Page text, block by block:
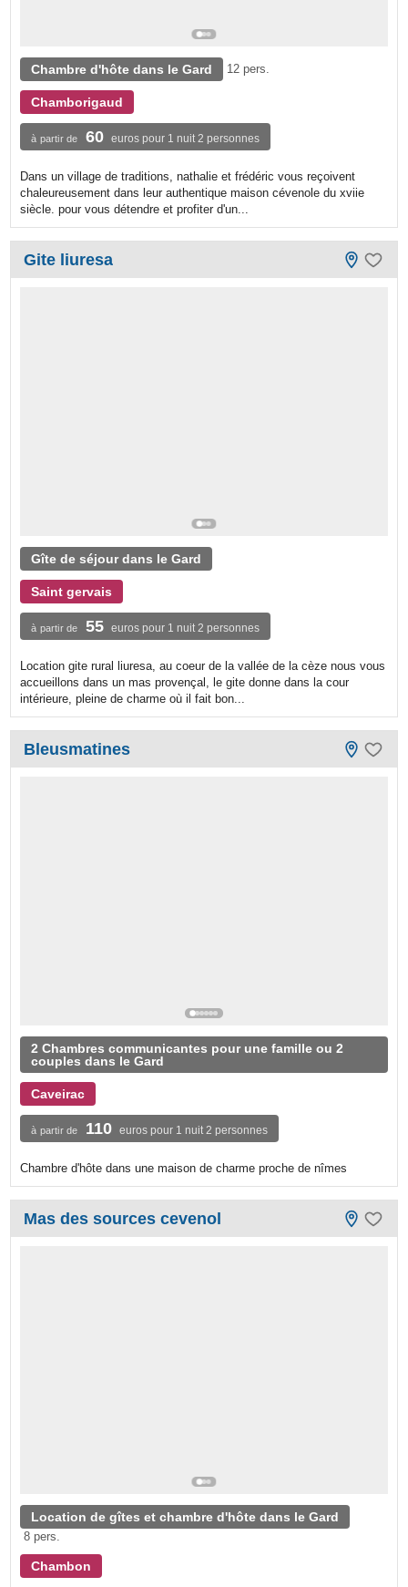
Chambre d'hôte dans le Gard 12 pers.
Chamborigaud
à partir de 60 euros pour 1 nuit 2 personnes
Dans un village de traditions, nathalie et frédéric vous reçoivent
chaleureusement dans leur authentique maison cévenole du xviie
siècle. pour vous détendre et profiter d'un...
Gite liuresa
Gîte de séjour dans le Gard
Saint gervais
à partir de 55 euros pour 1 nuit 2 personnes
Location gite rural liuresa, au coeur de la vallée de la cèze nous vous
accueillons dans un mas provençal, le gite donne dans la cour
intérieure, pleine de charme où il fait bon...
Bleusmatines
2 Chambres communicantes pour une famille ou 2
couples dans le Gard
Caveirac
à partir de 110 euros pour 1 nuit 2 personnes
Chambre d'hôte dans une maison de charme proche de nîmes
Mas des sources cevenol
Location de gîtes et chambre d'hôte dans le Gard
8 pers.
Chambon